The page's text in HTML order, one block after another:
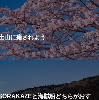
山に癒されよう
と海賊船どちらがおす